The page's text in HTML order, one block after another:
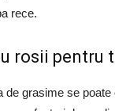
rece.
rosii pentru
de grasime se poate